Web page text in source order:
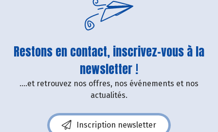
Restons en contact, inscrivez-vous à la
newsletter !
....et retrouvez nos offres, nos événements et nos
actualités.
Inscription newsletter